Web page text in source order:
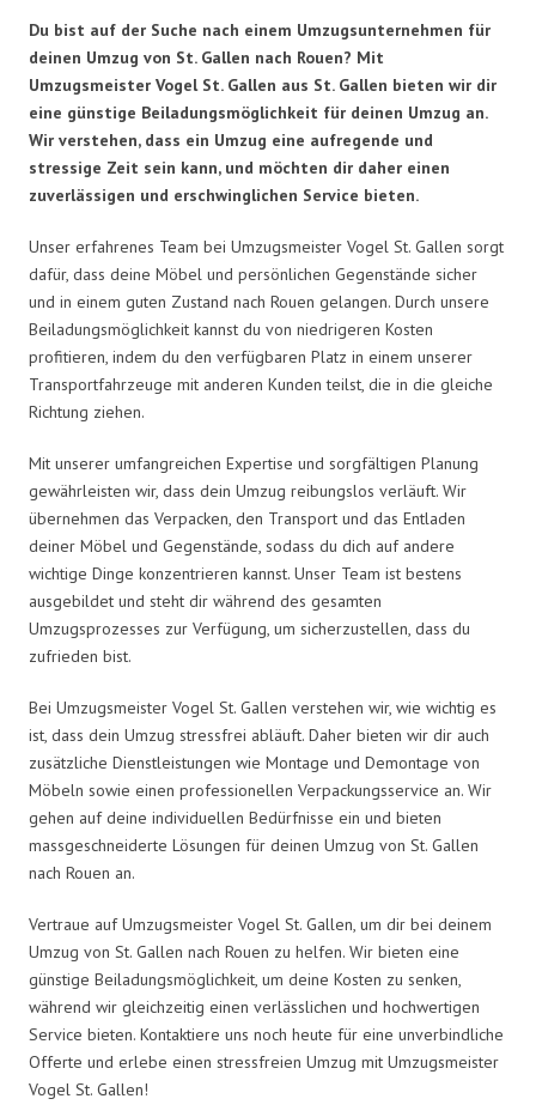
Du bist auf der Suche nach einem Umzugsunternehmen für
deinen Umzug von St. Gallen nach Rouen? Mit
Umzugsmeister Vogel St. Gallen aus St. Gallen bieten wir dir
eine günstige Beiladungsmöglichkeit für deinen Umzug an.
Wir verstehen, dass ein Umzug eine aufregende und
stressige Zeit sein kann, und möchten dir daher einen
zuverlässigen und erschwinglichen Service bieten.
Unser erfahrenes Team bei Umzugsmeister Vogel St. Gallen sorgt
dafür, dass deine Möbel und persönlichen Gegenstände sicher
und in einem guten Zustand nach Rouen gelangen. Durch unsere
Beiladungsmöglichkeit kannst du von niedrigeren Kosten
profitieren, indem du den verfügbaren Platz in einem unserer
Transportfahrzeuge mit anderen Kunden teilst, die in die gleiche
Richtung ziehen.
Mit unserer umfangreichen Expertise und sorgfältigen Planung
gewährleisten wir, dass dein Umzug reibungslos verläuft. Wir
übernehmen das Verpacken, den Transport und das Entladen
deiner Möbel und Gegenstände, sodass du dich auf andere
wichtige Dinge konzentrieren kannst. Unser Team ist bestens
ausgebildet und steht dir während des gesamten
Umzugsprozesses zur Verfügung, um sicherzustellen, dass du
zufrieden bist.
Bei Umzugsmeister Vogel St. Gallen verstehen wir, wie wichtig es
ist, dass dein Umzug stressfrei abläuft. Daher bieten wir dir auch
zusätzliche Dienstleistungen wie Montage und Demontage von
Möbeln sowie einen professionellen Verpackungsservice an. Wir
gehen auf deine individuellen Bedürfnisse ein und bieten
massgeschneiderte Lösungen für deinen Umzug von St. Gallen
nach Rouen an.
Vertraue auf Umzugsmeister Vogel St. Gallen, um dir bei deinem
Umzug von St. Gallen nach Rouen zu helfen. Wir bieten eine
günstige Beiladungsmöglichkeit, um deine Kosten zu senken,
während wir gleichzeitig einen verlässlichen und hochwertigen
Service bieten. Kontaktiere uns noch heute für eine unverbindliche
Offerte und erlebe einen stressfreien Umzug mit Umzugsmeister
Vogel St. Gallen!